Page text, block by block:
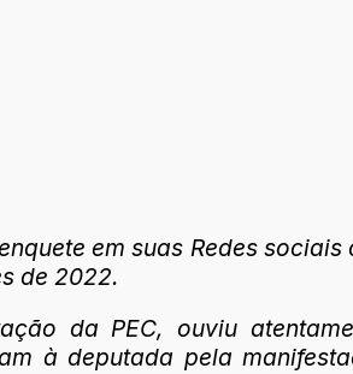
em suas Redes
de 2022.
da PEC, ouviu
à deputada pela